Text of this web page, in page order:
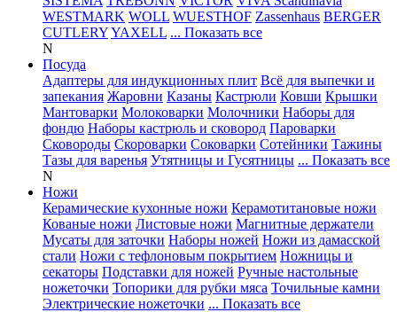
WESTMARK WOLL WUESTHOF Zassenhaus BERGER
CUTLERYYAXELL ... Показать все
N
Посуда
Адаптеры для индукционных плит Всё для выпечки и
запекания Жаровни Казаны Кастрюли Ковши Крышки
Мантоварки Молоковарки Молочники Наборы для
фондю Наборы кастрюль и сковород Пароварки
Сковороды Скороварки Соковарки Сотейники Тажины
Тазы для варенья Утятницы и Гусятницы ... Показать все
N
Ножи
Керамические кухонные ножи Керамотитановые ножи
Кованые ножи Листовые ножи Магнитные держатели
Мусаты для заточки Наборы ножей Ножи из дамасской
стали Ножи с тефлоновым покрытием Ножницы и
секаторы Подставки для ножей Ручные настольные
ножеточки Топорики для рубки мяса Точильные камни
Электрические ножеточки ... Показать все